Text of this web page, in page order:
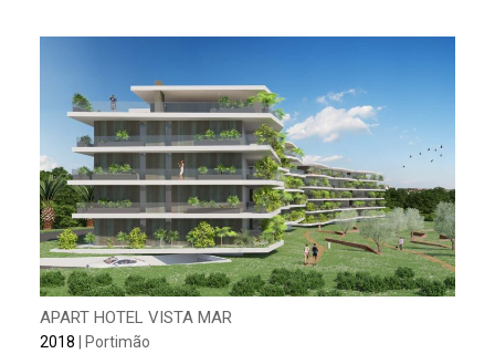
APART HOTEL VISTA MAR
2018 | Portimão